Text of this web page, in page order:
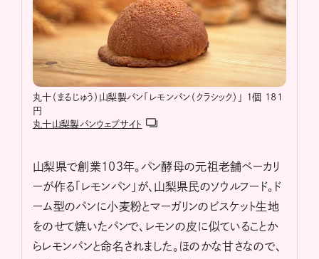
丸十（まるじゅう）山梨製パン「レモンパン（クラシック）」 １個 181
円
丸十山梨製パンウェブサイト
山梨県で創業103年。パン酵母の元祖老舗ベーカリ
ーが作る「レモンパン」が、山梨県民のソウルフード。ド
ーム型のパンに小麦粉とマーガリンのビスケット生地
をのせて焼いたパンで、レモンの皮に似ていることか
らレモンパンと命名されました。ほのかな甘さなので、